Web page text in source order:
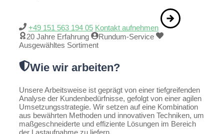
+49 151 563 194 05 Kontakt aufnehmen
20 Jahre Erfahrung
Rundum-Service
Ausgewähltes Sortiment
Wie wir arbeiten?
Unsere Arbeitsweise ist geprägt von einer tiefgreifenden
Analyse der Kundenbedürfnisse, gefolgt von einer agilen
Umsetzungsstrategie. Wir setzen auf eine Kombination
aus bewährten Methoden und innovativen Techniken, um
maßgeschneiderte und effiziente Lösungen im Bereich